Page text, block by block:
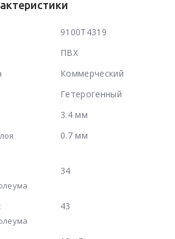
9100T4319
ПВХ
Коммерческий
Гетерогенный
3.4 мм
0.7 мм
34
43